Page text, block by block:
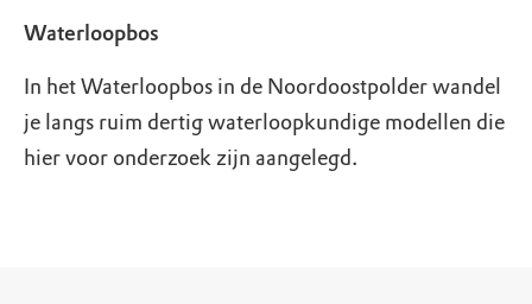
Waterloopbos
In het Waterloopbos in de Noordoostpolder wandel
je langs ruim dertig waterloopkundige modellen die
hier voor onderzoek zijn aangelegd.